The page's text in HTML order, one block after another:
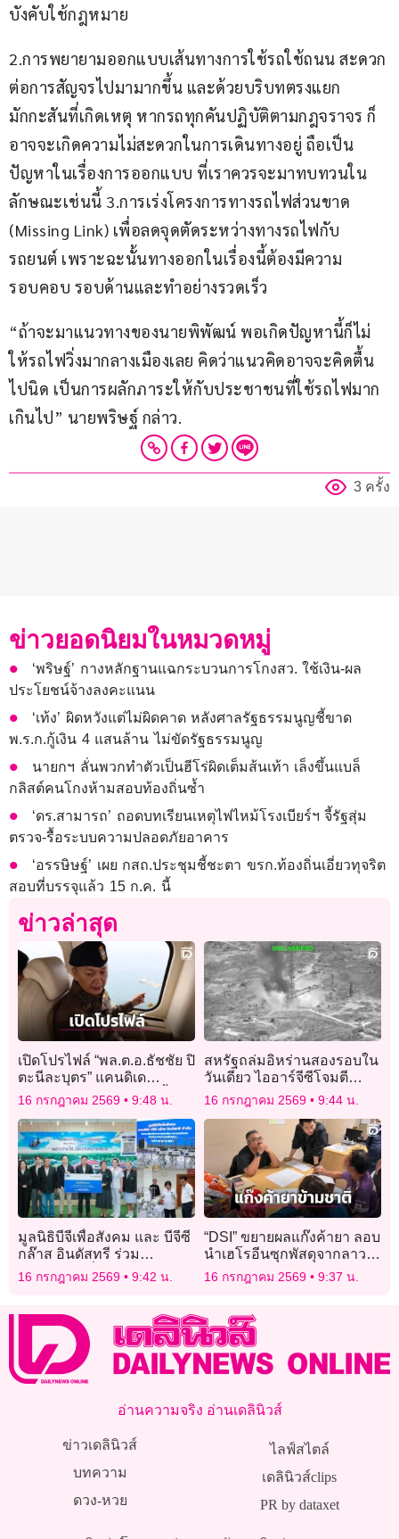
บังคับใช้กฎหมาย
2.การพยายามออกแบบเส้นทางการใช้รถใช้ถนน สะดวก
ต่อการสัญจรไปมามากขึ้น และด้วยบริบทตรงแยก
มักกะสันที่เกิดเหตุ หากรถทุกคันปฏิบัติตามกฎจราจร ก็
อาจจะเกิดความไม่สะดวกในการเดินทางอยู่ ถือเป็น
ปัญหาในเรื่องการออกแบบ ที่เราควรจะมาทบทวนใน
ลักษณะเช่นนี้ 3.การเร่งโครงการทางรถไฟส่วนขาด
(Missing Link) เพื่อลดจุดตัดระหว่างทางรถไฟกับ
รถยนต์ เพราะฉะนั้นทางออกในเรื่องนี้ต้องมีความ
รอบคอบ รอบด้านและทำอย่างรวดเร็ว
“ถ้าจะมาแนวทางของนายพิพัฒน์ พอเกิดปัญหานี้ก็ไม่
ให้รถไฟวิ่งมากลางเมืองเลย คิดว่าแนวคิดอาจจะคิดตื้น
ไปนิด เป็นการผลักภาระให้กับประชาชนที่ใช้รถไฟมาก
เกินไป” นายพริษฐ์ กล่าว.
3 ครั้ง
ข่าวยอดนิยมในหมวดหมู่
‘พริษฐ์’ กางหลักฐานแฉกระบวนการโกงสว. ใช้เงิน-ผล
ประโยชน์จ้างลงคะแนน
‘เท้ง’ ผิดหวังแต่ไม่ผิดคาด หลังศาลรัฐธรรมนูญชี้ขาด
พ.ร.ก.กู้เงิน 4 แสนล้าน ไม่ขัดรัฐธรรมนูญ
นายกฯ ลั่นพวกทำตัวเป็นฮีโร่ผิดเต็มส้นเท้า เล็งขึ้นแบล็
กลิสต์คนโกงห้ามสอบท้องถิ่นซ้ำ
‘ดร.สามารถ’ ถอดบทเรียนเหตุไฟไหม้โรงเบียร์ฯ จี้รัฐสุ่ม
ตรวจ-รื้อระบบความปลอดภัยอาคาร
‘อรรษิษฐ์’ เผย กสถ.ประชุมชี้ชะตา ขรก.ท้องถิ่นเอี่ยวทุจริต
สอบที่บรรจุแล้ว 15 ก.ค. นี้
ข่าวล่าสุด
เปิดโปรไฟล์ “พล.ต.อ.ธัชชัย ปิ
ตะนีละบุตร” แคนดิเด
ตอาวุโสอันดับ 2 ชิงเก้าอี้
ผบ.ตร.คนที่ 16
16 กรกฎาคม 2569 9:48 น.
สหรัฐถล่มอิหร่านสองรอบใน
วันเดียว ไออาร์จีซีโจมตี
ฐานทัพในคูเวต-จอร์แดน
16 กรกฎาคม 2569 9:44 น.
มูลนิธิบีจีเพื่อสังคม และ บีจีซี
กล๊าส อินดัสทรี ร่วม
สนับสนุนเครื่องมือแพทย์ โรง
พยาบาลพระนครศรีอยุธยา
16 กรกฎาคม 2569 9:42 น.
“DSI” ขยายผลแก๊งค้ายา ลอบ
นำเฮโรอีนซุกพัสดุจากลาว
เข้าไทย เตรียมส่ง
ออสเตรเลีย-ไต้หวัน
16 กรกฎาคม 2569 9:37 น.
อ่านความจริง อ่านเดลินิวส์
ข่าวเดลินิวส์
บทความ
ดวง-หวย
ไลฟ์สไตล์
เดลินิวส์clips
PR by dataxet